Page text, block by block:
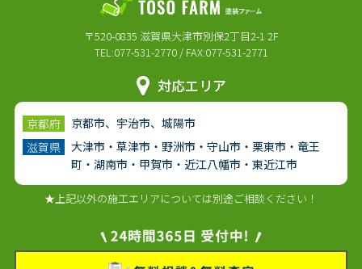
〒520-0835 滋賀県大津市別保2丁目2-1 2F
TEL:077-531-2770 / FAX:077-531-2771
対応エリア
京都府
京都市、宇治市、城陽市
滋賀県
大津市・草津市・野洲市・守山市・栗東市・竜王
町・湖南市・甲賀市・近江八幡市・東近江市
★上記以外の施工エリアについては別途ご相談ください！